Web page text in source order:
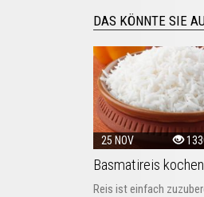
DAS KÖNNTE SIE
25 NOV
Basmatireis kochen
Reis ist einfach